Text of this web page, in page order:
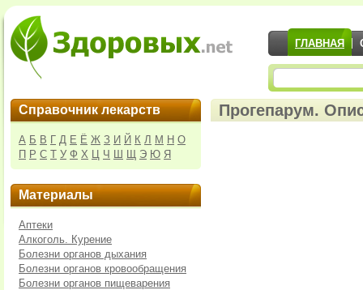
ГЛАВНАЯ
Справочник лекарств
А Б В Г Д Е Ё Ж З И Й К Л М Н О
П Р С Т У Ф Х Ц Ч Ш Щ Э Ю Я
Материалы
Аптеки
Алкоголь. Курение
Болезни органов дыхания
Болезни органов кровообращения
Болезни органов пищеварения
Прогепарум.